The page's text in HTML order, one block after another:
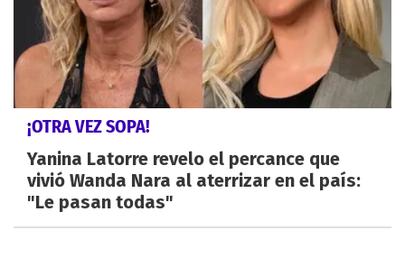
¡OTRA VEZ SOPA!
Yanina Latorre revelo el percance que
vivió Wanda Nara al aterrizar en el país:
"Le pasan todas"